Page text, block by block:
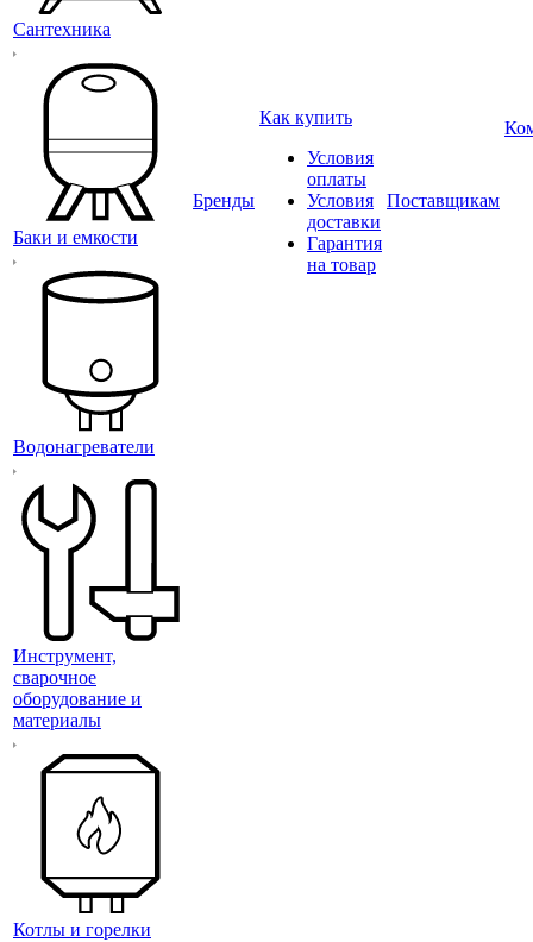
Сантехника
Баки и емкости
Водонагреватели
Инструмент,
сварочное
оборудование и
материалы
Котлы и горелки
Бренды
Как купить
Условия
оплаты
Условия
доставки
Гарантия
на товар
Поставщикам